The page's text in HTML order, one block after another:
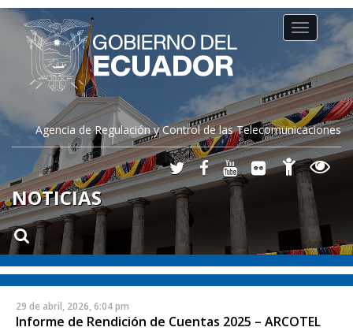
Agencia de Regulación y Control de las Telecomunicaciones
Toggle
navigation
NOTICIAS
29 de abril, 2026, 6:04 pm
Informe de Rendición de Cuentas 2025 – ARCOTEL